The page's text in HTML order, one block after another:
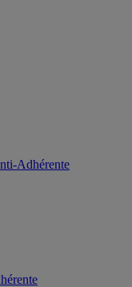
Adhérente